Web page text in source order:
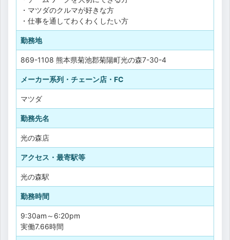
・マツダのクルマが好きな方
・仕事を通してわくわくしたい方
勤務地
869-1108 熊本県菊池郡菊陽町光の森7-30-4
メーカー系列・チェーン店・FC
マツダ
勤務先名
光の森店
アクセス・最寄駅等
光の森駅
勤務時間
9:30am～6:20pm
実働7.66時間